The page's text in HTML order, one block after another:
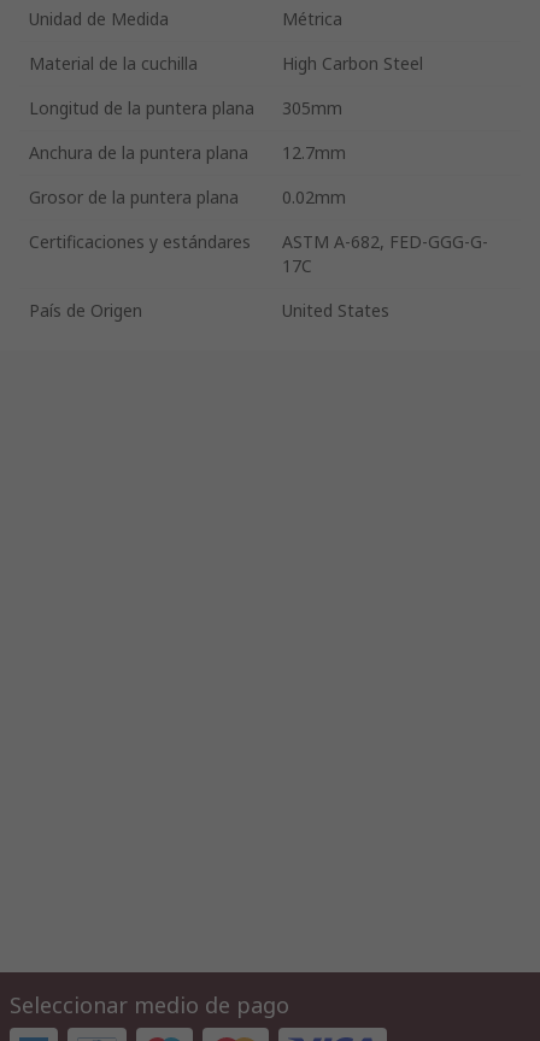
Unidad de Medida
Métrica
Material de la cuchilla
High Carbon Steel
Longitud de la puntera plana
305mm
Anchura de la puntera plana
12.7mm
Grosor de la puntera plana
0.02mm
Certificaciones y estándares
ASTM A-682, FED-GGG-G-
17C
País de Origen
United States
Seleccionar medio de pago